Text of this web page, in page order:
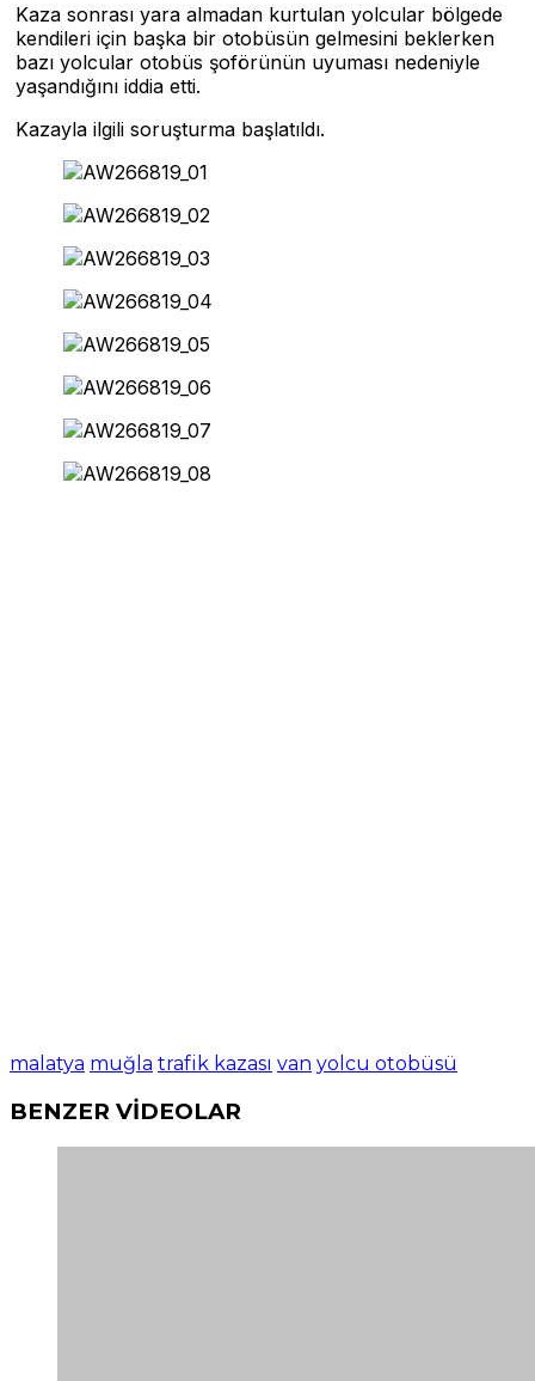
Kaza sonrası yara almadan kurtulan yolcular bölgede
kendileri için başka bir otobüsün gelmesini beklerken
bazı yolcular otobüs şoförünün uyuması nedeniyle
yaşandığını iddia etti.
Kazayla ilgili soruşturma başlatıldı.
malatya muğla trafik kazası van yolcu otobüsü
BENZER VİDEOLAR